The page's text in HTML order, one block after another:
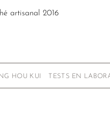
artisanal 2016
HOU KUI TESTS EN